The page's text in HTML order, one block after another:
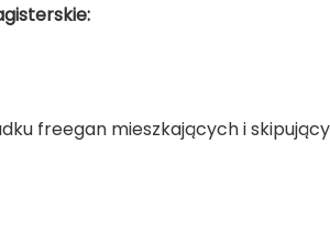
freegan mieszkających i